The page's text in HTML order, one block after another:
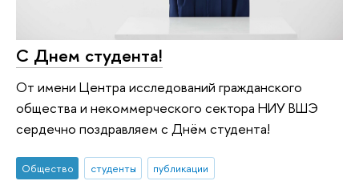
С Днем студента!
От имени Центра исследований гражданского
общества и некоммерческого сектора НИУ ВШЭ
сердечно поздравляем с Днём студента!
Общество студенты
публикации